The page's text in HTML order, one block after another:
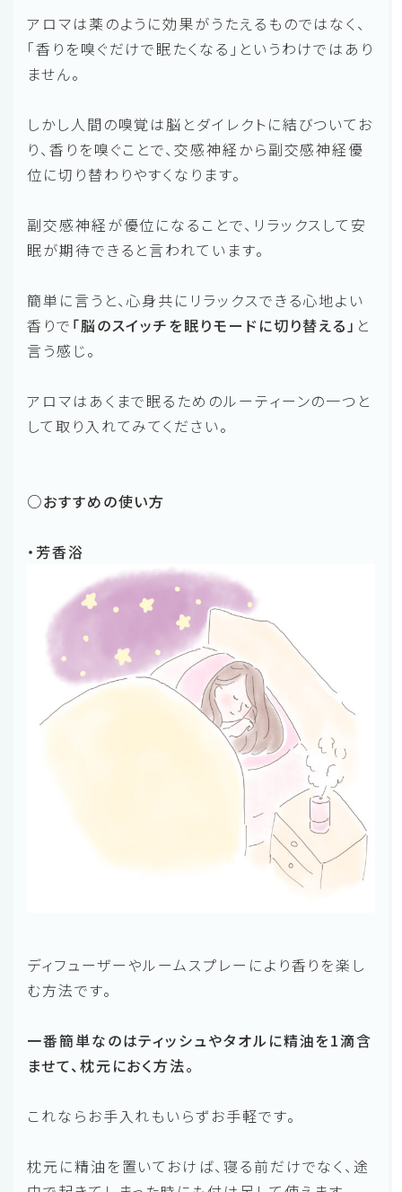
アロマは薬のように効果がうたえるものではなく、
「香りを嗅ぐだけで眠たくなる」というわけではあり
ません。
しかし人間の嗅覚は脳とダイレクトに結びついてお
り、香りを嗅ぐことで、交感神経から副交感神経優
位に切り替わりやすくなります。
副交感神経が優位になることで、リラックスして安
眠が期待できると言われています。
簡単に言うと、心身共にリラックスできる心地よい
香りで 「脳のスイッチを眠りモードに切り替える」 と
言う感じ。
アロマはあくまで眠るためのルーティーンの一つと
して取り入れてみてください。
○おすすめの使い方
・芳香浴
ディフューザーやルームスプレーにより香りを楽し
む方法です。
一番簡単なのはティッシュやタオルに精油を1滴含
ませて、枕元におく方法。
これならお手入れもいらずお手軽です。
枕元に精油を置いておけば、寝る前だけでなく、途